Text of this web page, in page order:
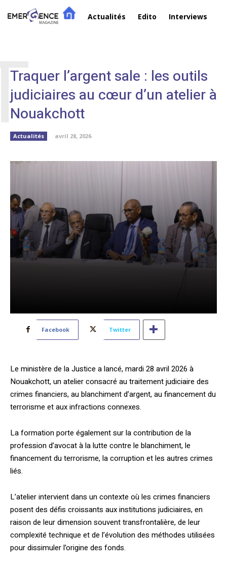
Actualités Edito Interviews
Traquer l’argent sale : les outils
judiciaires au cœur d’un atelier à
Nouakchott
Actualités avril 28, 2026
Facebook Twitter
Le ministère de la Justice a lancé, mardi 28 avril 2026 à
Nouakchott, un atelier consacré au traitement judiciaire des
crimes financiers, au blanchiment d’argent, au financement du
terrorisme et aux infractions connexes.
La formation porte également sur la contribution de la
profession d’avocat à la lutte contre le blanchiment, le
financement du terrorisme, la corruption et les autres crimes
liés.
L’atelier intervient dans un contexte où les crimes financiers
posent des défis croissants aux institutions judiciaires, en
raison de leur dimension souvent transfrontalière, de leur
complexité technique et de l’évolution des méthodes utilisées
pour dissimuler l’origine des fonds.